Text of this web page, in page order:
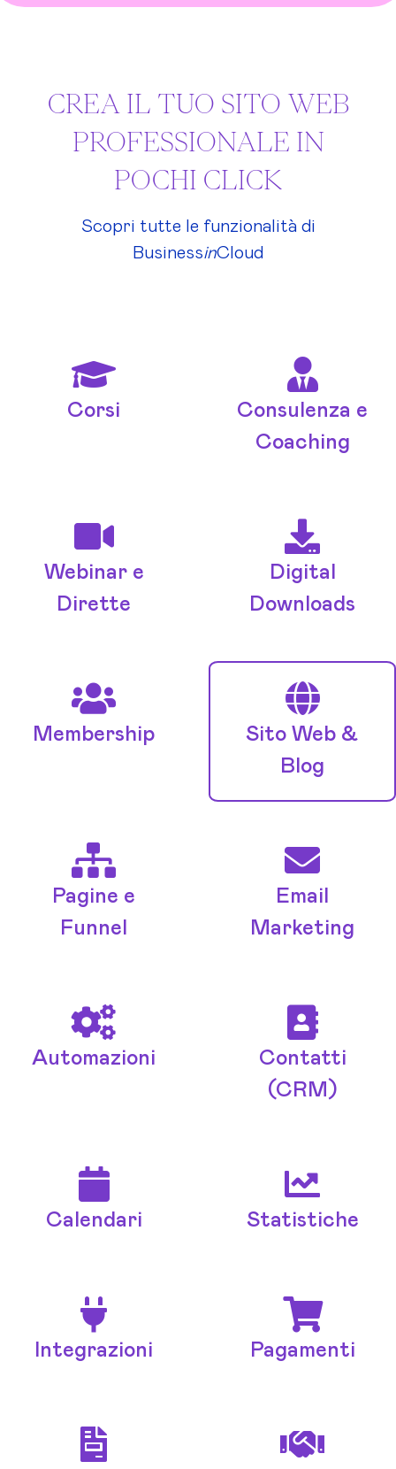
CREA IL TUO SITO WEB
PROFESSIONALE IN
POCHI CLICK
Scopri tutte le funzionalità di
BusinessinCloud
Corsi
Consulenza e
Coaching
Webinar e
Dirette
Digital
Downloads
Membership
Sito Web &
Blog
Pagine e
Funnel
Email
Marketing
Automazioni
Contatti
(CRM)
Calendari Statistiche
Integrazioni Pagamenti